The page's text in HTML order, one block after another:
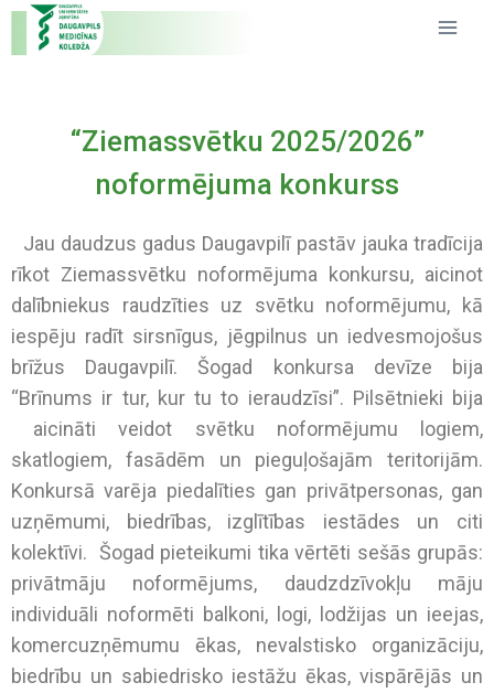
“Ziemassvētku 2025/2026”
noformējuma konkurss
Jau daudzus gadus Daugavpilī pastāv jauka tradīcija
rīkot Ziemassvētku noformējuma konkursu, aicinot
dalībniekus raudzīties uz svētku noformējumu, kā
iespēju radīt sirsnīgus, jēgpilnus un iedvesmojošus
brīžus Daugavpilī. Šogad konkursa devīze bija
“Brīnums ir tur, kur tu to ieraudzīsi”. Pilsētnieki bija
aicināti veidot svētku noformējumu logiem,
skatlogiem, fasādēm un pieguļošajām teritorijām.
Konkursā varēja piedalīties gan privātpersonas, gan
uzņēmumi, biedrības, izglītības iestādes un citi
kolektīvi. Šogad pieteikumi tika vērtēti sešās grupās:
privātmāju noformējums, daudzdzīvokļu māju
individuāli noformēti balkoni, logi, lodžijas un ieejas,
komercuzņēmumu ēkas, nevalstisko organizāciju,
biedrību un sabiedrisko iestāžu ēkas, vispārējās un